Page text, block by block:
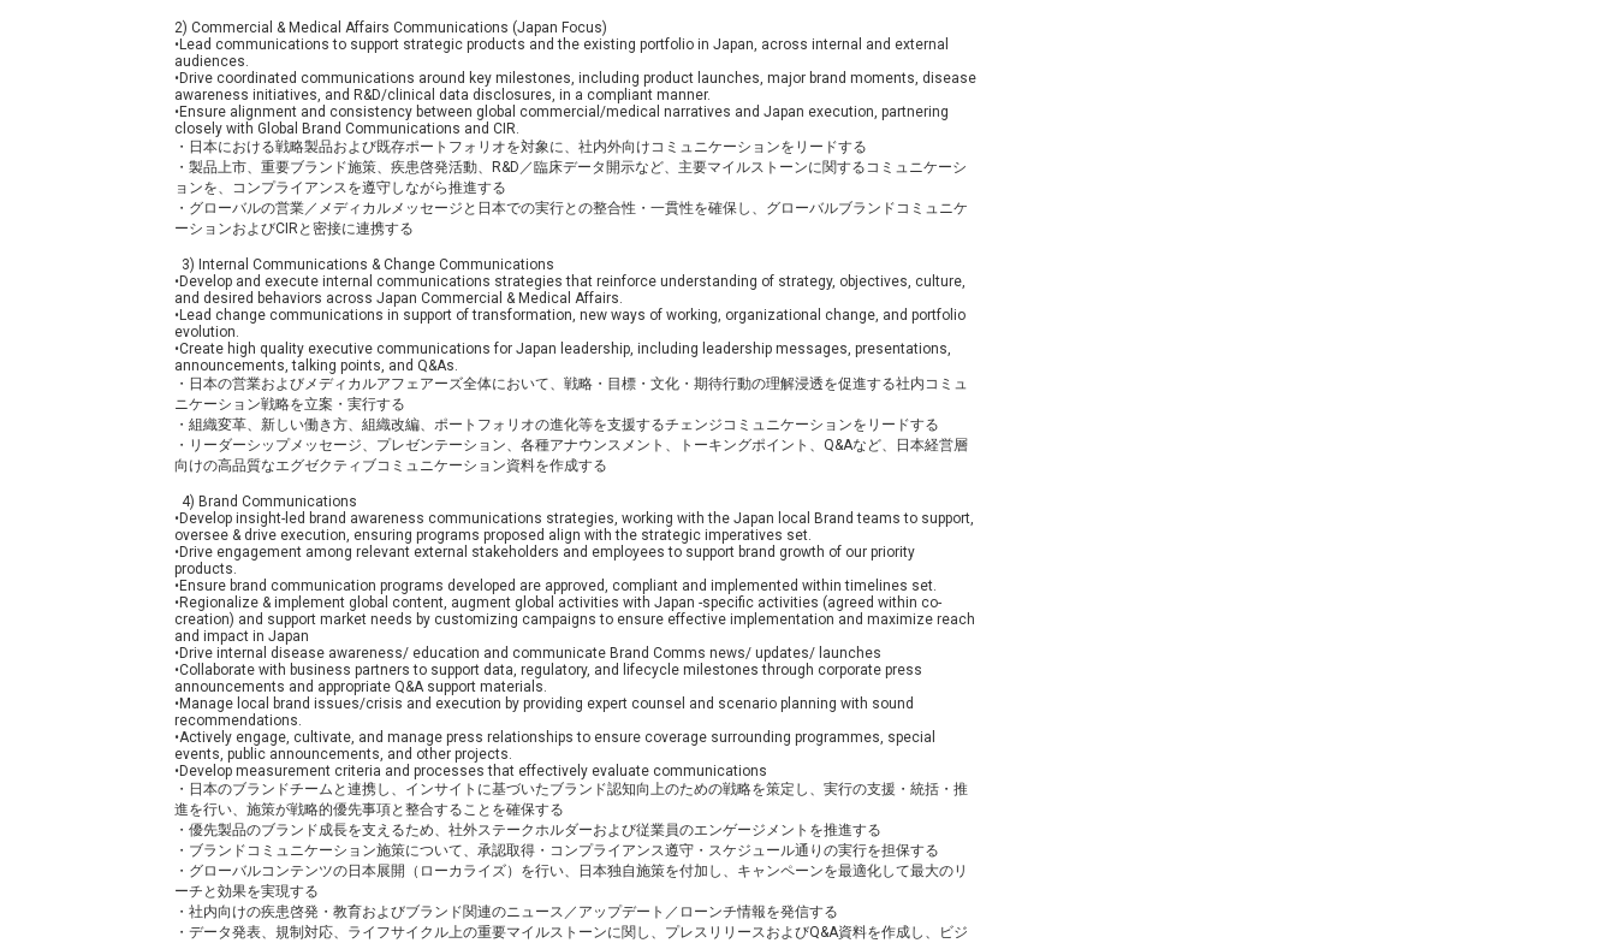
2) Commercial & Medical Affairs Communications (Japan Focus)
•Lead communications to support strategic products and the existing portfolio in Japan, across internal and external
audiences.
•Drive coordinated communications around key milestones, including product launches, major brand moments, disease
awareness initiatives, and R&D/clinical data disclosures, in a compliant manner.
•Ensure alignment and consistency between global commercial/medical narratives and Japan execution, partnering
closely with Global Brand Communications and CIR.
・日本における戦略製品および既存ポートフォリオを対象に、社内外向けコミュニケーションをリードする
・製品上市、重要ブランド施策、疾患啓発活動、R&D／臨床データ開示など、主要マイルストーンに関するコミュニケーシ
ョンを、コンプライアンスを遵守しながら推進する
・グローバルの営業／メディカルメッセージと日本での実行との整合性・一貫性を確保し、グローバルブランドコミュニケ
ーションおよびCIRと密接に連携する
3) Internal Communications & Change Communications
•Develop and execute internal communications strategies that reinforce understanding of strategy, objectives, culture,
and desired behaviors across Japan Commercial & Medical Affairs.
•Lead change communications in support of transformation, new ways of working, organizational change, and portfolio
evolution.
•Create high quality executive communications for Japan leadership, including leadership messages, presentations,
announcements, talking points, and Q&As.
・日本の営業およびメディカルアフェアーズ全体において、戦略・目標・文化・期待行動の理解浸透を促進する社内コミュ
ニケーション戦略を立案・実行する
・組織変革、新しい働き方、組織改編、ポートフォリオの進化等を支援するチェンジコミュニケーションをリードする
・リーダーシップメッセージ、プレゼンテーション、各種アナウンスメント、トーキングポイント、Q&Aなど、日本経営層
向けの高品質なエグゼクティブコミュニケーション資料を作成する
4) Brand Communications
•Develop insight-led brand awareness communications strategies, working with the Japan local Brand teams to support,
oversee & drive execution, ensuring programs proposed align with the strategic imperatives set.
•Drive engagement among relevant external stakeholders and employees to support brand growth of our priority
products.
•Ensure brand communication programs developed are approved, compliant and implemented within timelines set.
•Regionalize & implement global content, augment global activities with Japan -specific activities (agreed within co-
creation) and support market needs by customizing campaigns to ensure effective implementation and maximize reach
and impact in Japan
•Drive internal disease awareness/ education and communicate Brand Comms news/ updates/ launches
•Collaborate with business partners to support data, regulatory, and lifecycle milestones through corporate press
announcements and appropriate Q&A support materials.
•Manage local brand issues/crisis and execution by providing expert counsel and scenario planning with sound
recommendations.
•Actively engage, cultivate, and manage press relationships to ensure coverage surrounding programmes, special
events, public announcements, and other projects.
•Develop measurement criteria and processes that effectively evaluate communications
・日本のブランドチームと連携し、インサイトに基づいたブランド認知向上のための戦略を策定し、実行の支援・統括・推
進を行い、施策が戦略的優先事項と整合することを確保する
・優先製品のブランド成長を支えるため、社外ステークホルダーおよび従業員のエンゲージメントを推進する
・ブランドコミュニケーション施策について、承認取得・コンプライアンス遵守・スケジュール通りの実行を担保する
・グローバルコンテンツの日本展開（ローカライズ）を行い、日本独自施策を付加し、キャンペーンを最適化して最大のリ
ーチと効果を実現する
・社内向けの疾患啓発・教育およびブランド関連のニュース／アップデート／ローンチ情報を発信する
・データ発表、規制対応、ライフサイクル上の重要マイルストーンに関し、プレスリリースおよびQ&A資料を作成し、ビジ